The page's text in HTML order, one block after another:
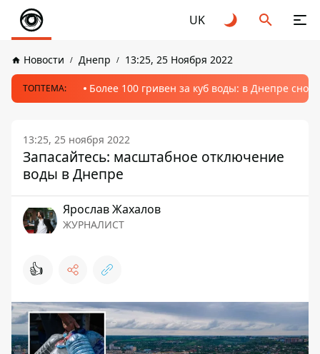
UK
Новости Днепр 13:25, 25 Ноября 2022
ТОПТЕМА: Более 100 гривен за куб воды: в Днепре
13:25, 25 ноября 2022
Запасайтесь: масштабное отключение
воды в Днепре
Ярослав Жахалов
ЖУРНАЛИСТ
👍